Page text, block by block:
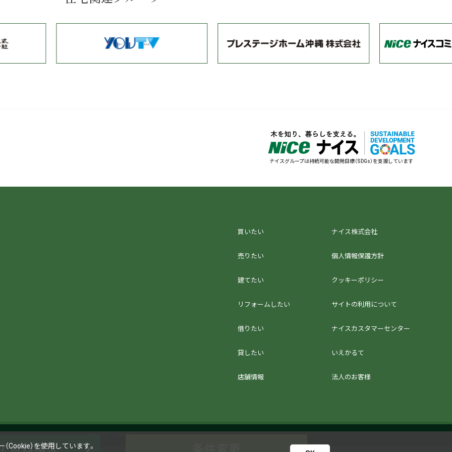
ナイスグループは持続可能な開発目標（SDGs）を支援しています
買いたい
売りたい
建てたい
リフォームしたい
借りたい
貸したい
店舗情報
ナイス株式会社
個人情報保護方針
クッキーポリシー
サイトの利用について
ナイスカスタマーセンター
いえかるて
法人のお客様
Cookie）を使用しています。